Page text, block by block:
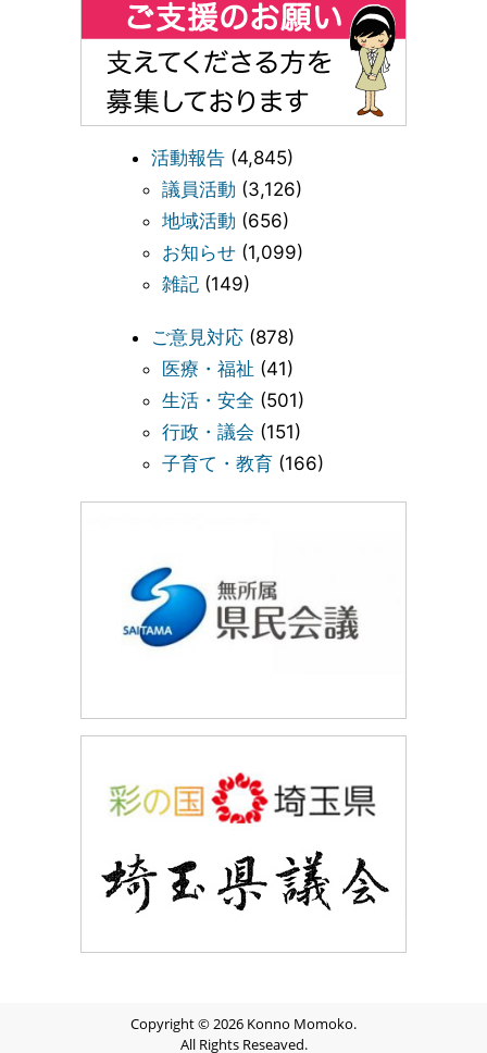
活動報告 (4,845)
議員活動 (3,126)
地域活動 (656)
お知らせ (1,099)
雑記 (149)
ご意見対応 (878)
医療・福祉 (41)
生活・安全 (501)
行政・議会 (151)
子育て・教育 (166)
Copyright © 2026 Konno Momoko.
All Rights Reseaved.